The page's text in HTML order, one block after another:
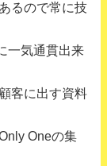
るので常に技
一気通貫出来
客に出す資料
Oneの集